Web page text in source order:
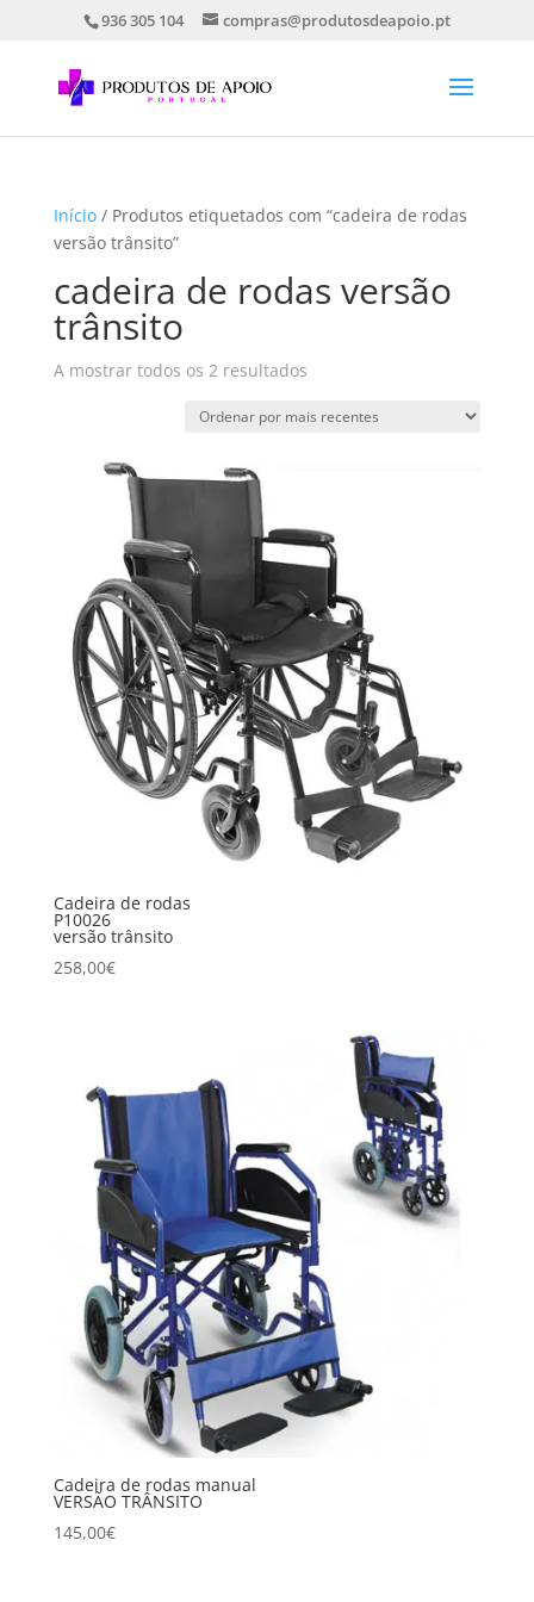
936 305 104 compras@produtosdeapoio.pt
Início/ Produtos etiquetados com “cadeira de rodas
versão trânsito”
cadeira de rodas versão
trânsito
A mostrar todos os 2 resultadosOrdenado
mais
Cadeira de rodas
P10026
versão trânsito
258,00€
Cadeira de rodas manual
VERSÃO TRÂNSITO
145,00€